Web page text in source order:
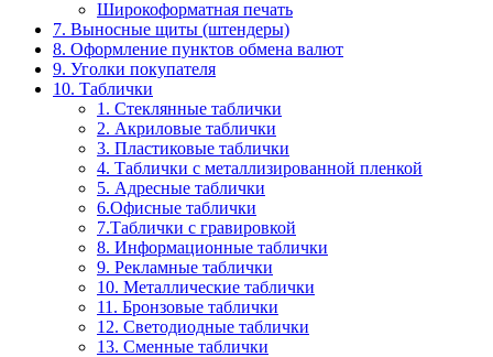
Широкоформатная печать
7. Выносные щиты (штендеры)
8. Оформление пунктов обмена валют
9. Уголки покупателя
10. Таблички
1. Стеклянные таблички
2. Акриловые таблички
3. Пластиковые таблички
4. Таблички с металлизированной пленкой
5. Адресные таблички
6.Офисные таблички
7.Таблички с гравировкой
8. Информационные таблички
9. Рекламные таблички
10. Металлические таблички
11. Бронзовые таблички
12. Светодиодные таблички
13. Сменные таблички